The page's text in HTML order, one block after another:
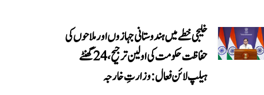
خلیجی خطے میں ہندوستانی جہازوں اور ملاحوں کی
حفاظت حکومت کی اولین ترجیح، 24 گھنٹے
ہیلپ لائن فعال: وزارتِ خارجہ